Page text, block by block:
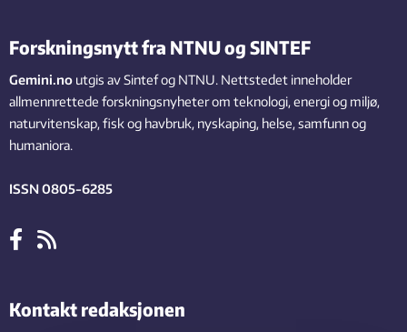
Forskningsnytt fra NTNU og SINTEF
Gemini.no utgis av Sintef og NTNU. Nettstedet inneholder
allmennrettede forskningsnyheter om teknologi, energi og miljø,
naturvitenskap, fisk og havbruk, nyskaping, helse, samfunn og
humaniora.
ISSN 0805-6285
Kontakt redaksjonen